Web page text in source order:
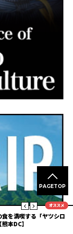
PAGETOP
オススメ
ざ波フェスタ＆天草ほ
景展望スポット